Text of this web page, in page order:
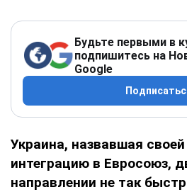
Будьте первыми в
подпишитесь на
Google
Украина, назвавшая
интеграцию в Евросоюз,
направлении не так